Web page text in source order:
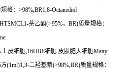
格： >98%,BR1,8-Octanediol
HTSMCL1-萘乙酮(>95%， BR)质量规格：
上皮细胞,16HBE细胞 皮肤肥大细胞Many
方(1ml)1,3-二羟基萘(>98%,BR)质量规格：